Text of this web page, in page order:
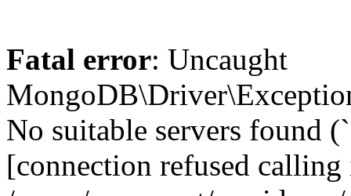
Fatal error: Uncaught
No suitable servers found
[connection refused